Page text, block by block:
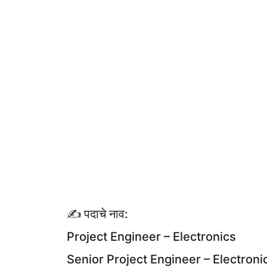
✍ पदाचे नाव:
Project Engineer – Electronics
Senior Project Engineer –